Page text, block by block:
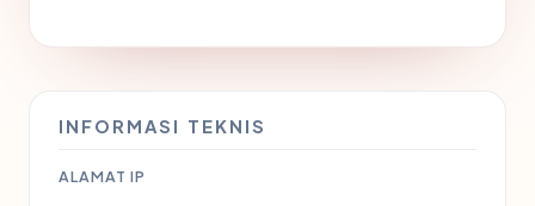
INFORMASI TEKNIS
ALAMAT IP